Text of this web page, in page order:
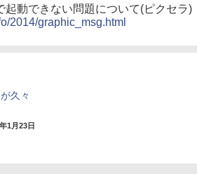
起動できない問題について(ピクセラ)
2014/graphic_msg.html
久々
1月23日